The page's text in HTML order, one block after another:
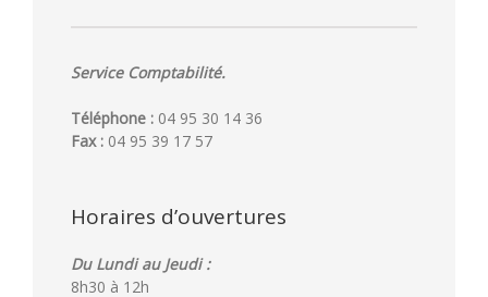
Service Comptabilité.
Téléphone : 04 95 30 14 36
Fax : 04 95 39 17 57
Horaires d’ouvertures
Du Lundi au Jeudi :
8h30 à 12h